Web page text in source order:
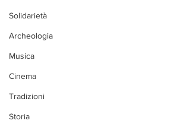
Solidarietà
Archeologia
Musica
Cinema
Tradizioni
Storia